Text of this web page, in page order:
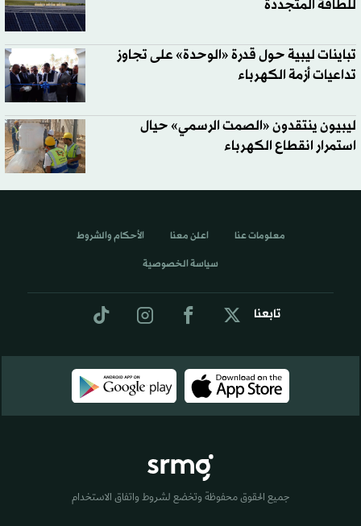
للطاقة المتجددة
تباينات ليبية حول قدرة «الوحدة» على تجاوز
تداعيات أزمة الكهرباء
ليبيون ينتقدون «الصمت الرسمي» حيال
استمرار انقطاع الكهرباء
تابعنا
معلومات عنا اعلن معنا الأحكام والشروط
سياسة الخصوصية
جميع الحقوق محفوظة وتخضع لشروط واتفاق الاستخدام